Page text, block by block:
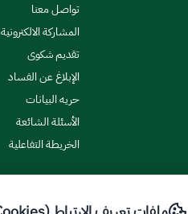
تواصل معنا
المشاركة الالكترونية
تقديم شكوى
الإبلاغ عن الفساد
حريه البيانات
الأسئلة الشائعة
الخريطة التفاعلية